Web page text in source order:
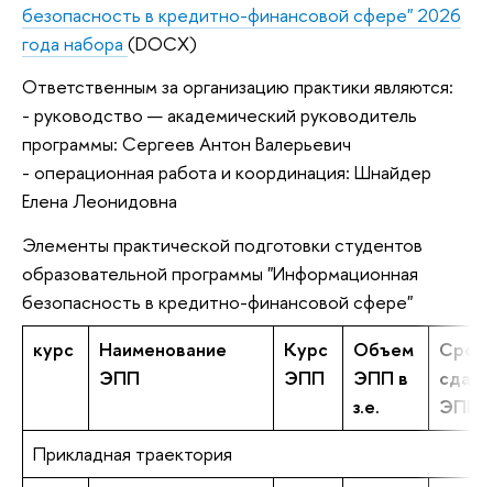
безопасность в кредитно-финансовой сфере" 2026
года набора (DOCX)
Ответственным за организацию практики являются:
- руководство — академический руководитель
программы: Сергеев Антон Валерьевич
- операционная работа и координация: Шнайдер
Елена Леонидовна
Элементы практической подготовки студентов
образовательной программы "Информационная
безопасность в кредитно-финансовой сфере"
курс
Наименование
ЭПП
Курс
ЭПП
Объем
ЭПП в
з.е.
Срок
сдачи
ЭПП
Прикладная траектория